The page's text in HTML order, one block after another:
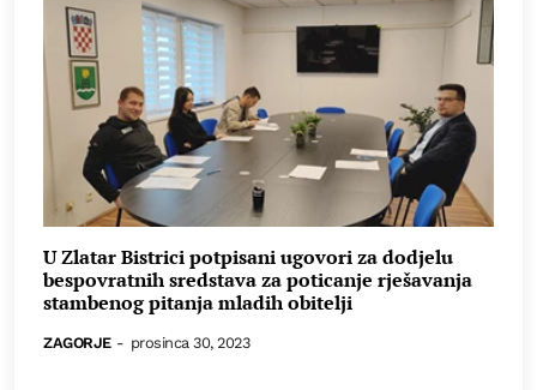
U Zlatar Bistrici potpisani ugovori za dodjelu
bespovratnih sredstava za poticanje rješavanja
stambenog pitanja mladih obitelji
ZAGORJE - prosinca 30, 2023